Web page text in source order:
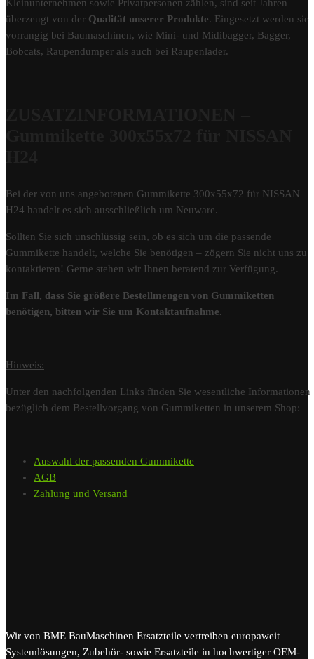
Kleinunternehmen sowie Privatpersonen zählen, sind seit Jahren
überzeugt von der Qualität unserer Produkte. Eingesetzt werden sie
vorrangig bei Baumaschinen, wie Mini- und Midibagger, Bagger,
Bobcats, Raupendumper als auch bei Raupenlader.
Bei der von uns angebotenen Gummikette 300x55x72 für NISSAN
H24 handelt es sich ausschließlich um Neuware.
Sollten Sie sich unschlüssig sein, ob es sich um die passende
Gummikette handelt, welche Sie benötigen – zögern Sie nicht uns zu
kontaktieren! Gerne stehen wir Ihnen beratend zur Verfügung.
Im Fall, dass Sie größere Bestellmengen von Gummiketten
benötigen, bitten wir Sie um Kontaktaufnahme.
Hinweis:
Unter den nachfolgenden Links finden Sie wesentliche Informationen
bezüglich dem Bestellvorgang von Gummiketten in unserem Shop:
Auswahl der passenden Gummikette
AGB
Zahlung und Versand
Wir von BME BauMaschinen Ersatzteile vertreiben europaweit
Systemlösungen, Zubehör- sowie Ersatzteile in hochwertiger OEM-